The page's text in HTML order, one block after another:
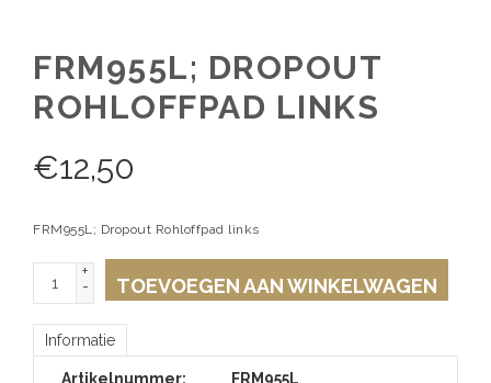
FRM955L; DROPOUT
ROHLOFFPAD LINKS
€12,50
FRM955L; Dropout Rohloffpad links
+
-
TOEVOEGEN AAN WINKELWAGEN
Informatie
Artikelnummer:
FRM955L